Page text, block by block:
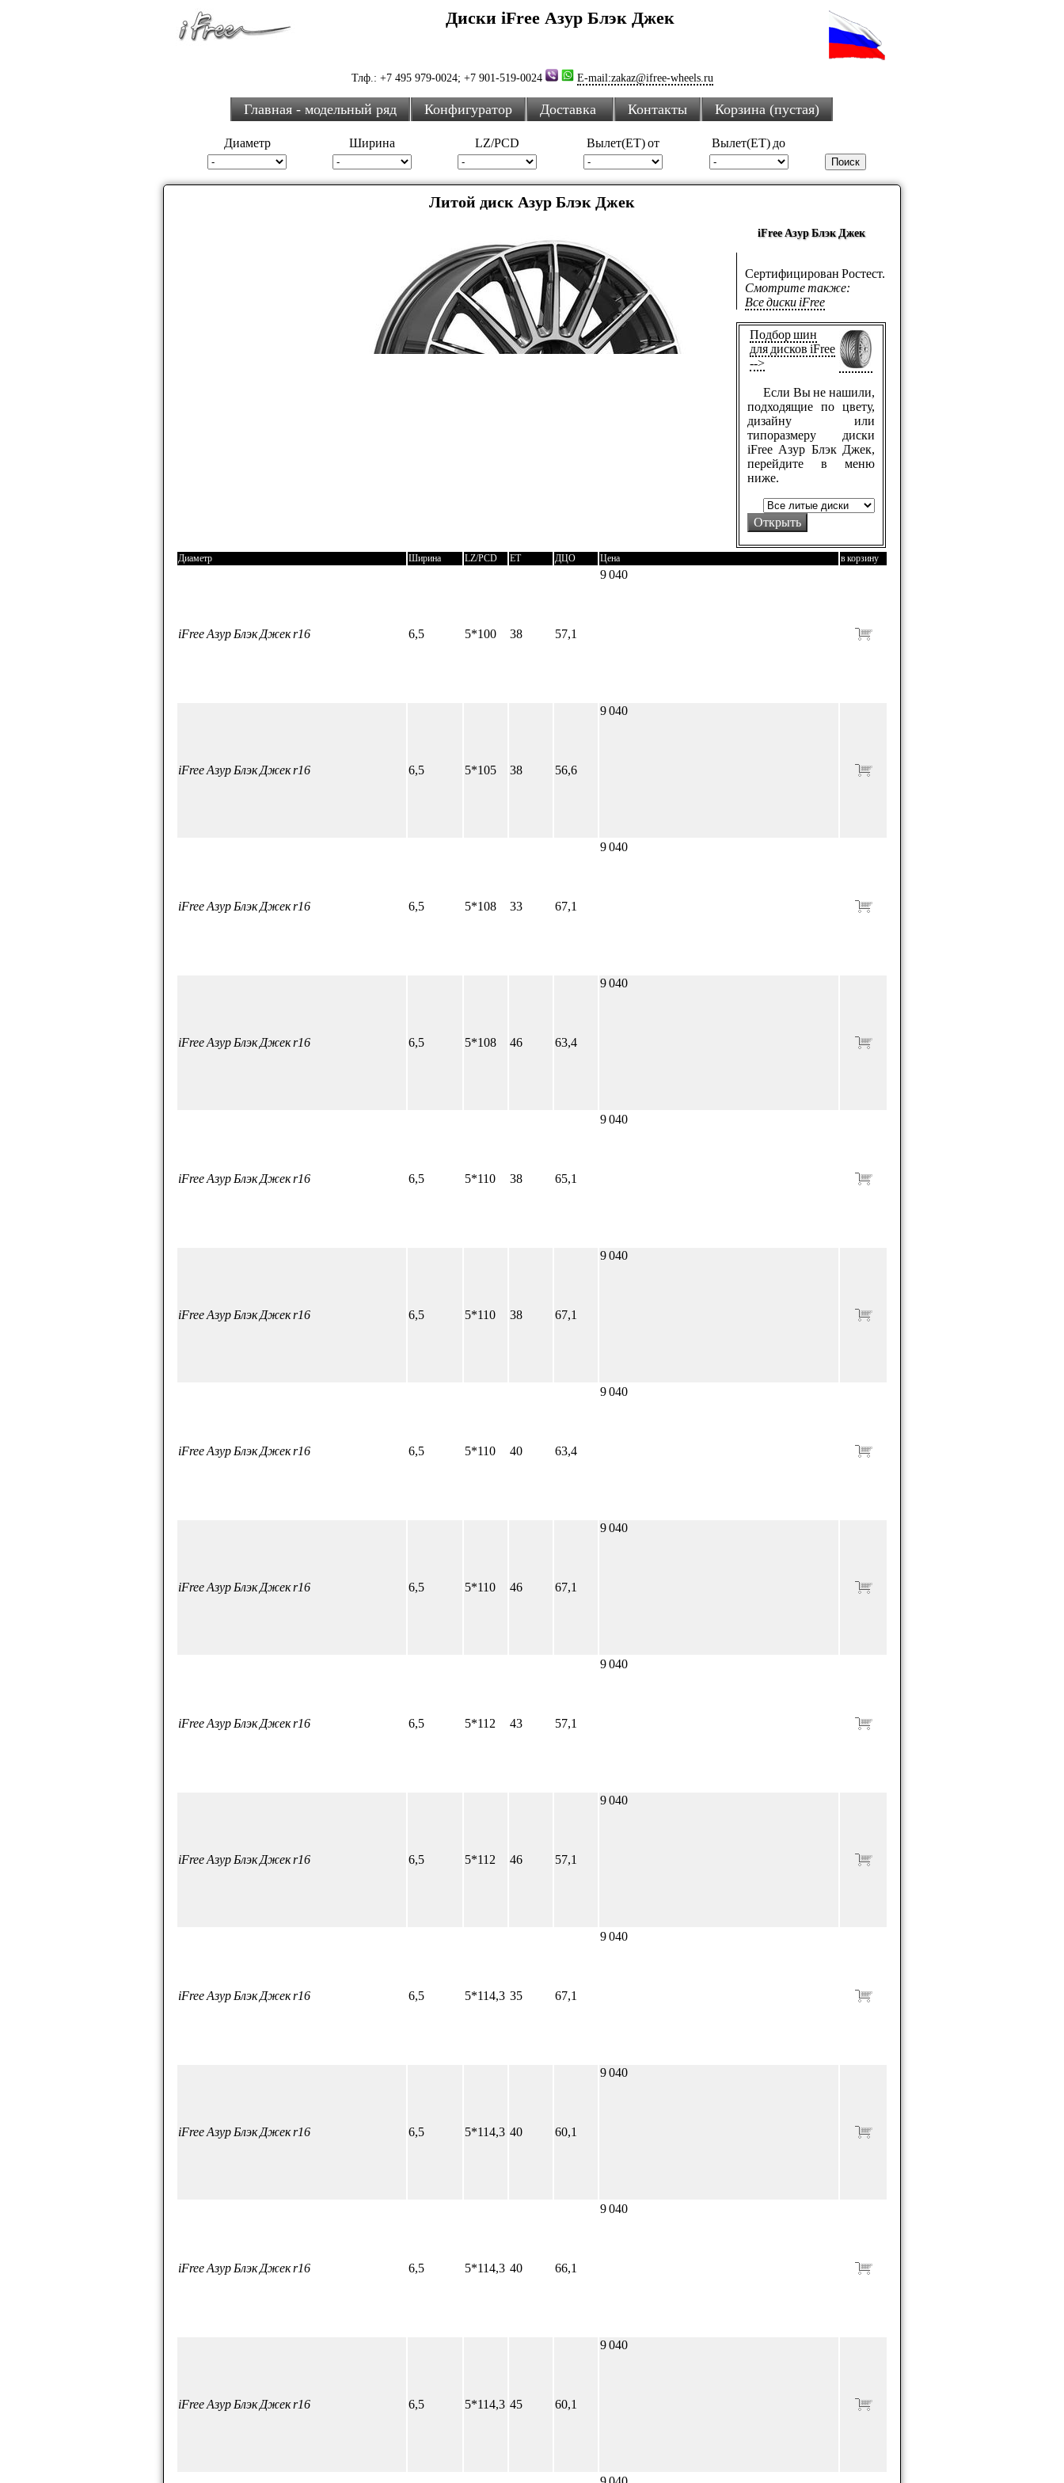
Диски iFree Азур Блэк Джек
Тлф.: +7 495 979-0024; +7 901-519-0024 E-mail:zakaz@ifree-wheels.ru
Главная - модельный ряд Конфигуратор Доставка Контакты Корзина (пустая)
Диаметр Ширина LZ/PCD Вылет(ET) от Вылет(ET) до
Литой диск Азур Блэк Джек
iFree Азур Блэк Джек
Сертифицирован Ростест.
Смотрите также:
Все диски iFree
Подбор шин
для дисков iFree
-->
Если Вы не нашили,
подходящие по цвету,
дизайну или
типоразмеру диски
iFree Азур Блэк Джек,
перейдите в меню
ниже.
Диаметр Ширина LZ/PCD ET ДЦО Цена в корзину
iFree Азур Блэк Джек r16 6,5 5*100 38 57,1
9 040
iFree Азур Блэк Джек r16 6,5 5*105 38 56,6
9 040
iFree Азур Блэк Джек r16 6,5 5*108 33 67,1
9 040
iFree Азур Блэк Джек r16 6,5 5*108 46 63,4
9 040
iFree Азур Блэк Джек r16 6,5 5*110 38 65,1
9 040
iFree Азур Блэк Джек r16 6,5 5*110 38 67,1
9 040
iFree Азур Блэк Джек r16 6,5 5*110 40 63,4
9 040
iFree Азур Блэк Джек r16 6,5 5*110 46 67,1
9 040
iFree Азур Блэк Джек r16 6,5 5*112 43 57,1
9 040
iFree Азур Блэк Джек r16 6,5 5*112 46 57,1
9 040
iFree Азур Блэк Джек r16 6,5 5*114,3 35 67,1
9 040
iFree Азур Блэк Джек r16 6,5 5*114,3 40 60,1
9 040
iFree Азур Блэк Джек r16 6,5 5*114,3 40 66,1
9 040
iFree Азур Блэк Джек r16 6,5 5*114,3 45 60,1
9 040